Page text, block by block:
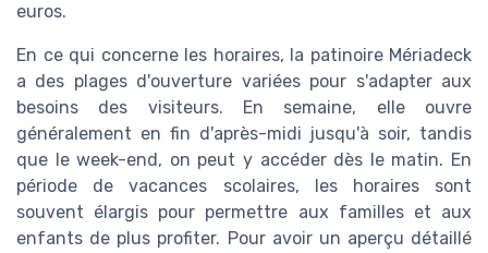
euros.
En ce qui concerne les horaires, la patinoire Mériadeck
a des plages d'ouverture variées pour s'adapter aux
besoins des visiteurs. En semaine, elle ouvre
généralement en fin d'après-midi jusqu'à soir, tandis
que le week-end, on peut y accéder dès le matin. En
période de vacances scolaires, les horaires sont
souvent élargis pour permettre aux familles et aux
enfants de plus profiter. Pour avoir un aperçu détaillé